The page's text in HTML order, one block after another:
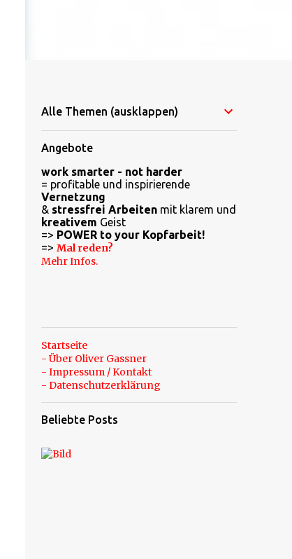
Alle Themen (ausklappen)
Angebote
work smarter - not harder
= profitable und inspirierende
Vernetzung
& stressfrei Arbeitenmit klarem und
kreativem Geist
=> POWER to your Kopfarbeit!
=> Mal reden?
Mehr Infos.
Startseite
- Über Oliver Gassner
- Impressum / Kontakt
- Datenschutzerklärung
Beliebte Posts